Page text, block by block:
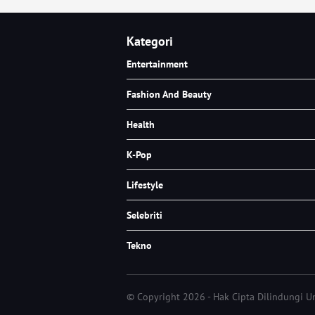
Kategori
Entertainment
Fashion And Beauty
Health
K-Pop
Lifestyle
Selebriti
Tekno
© Copyright 2026 - Hak Cipta Dilindungi